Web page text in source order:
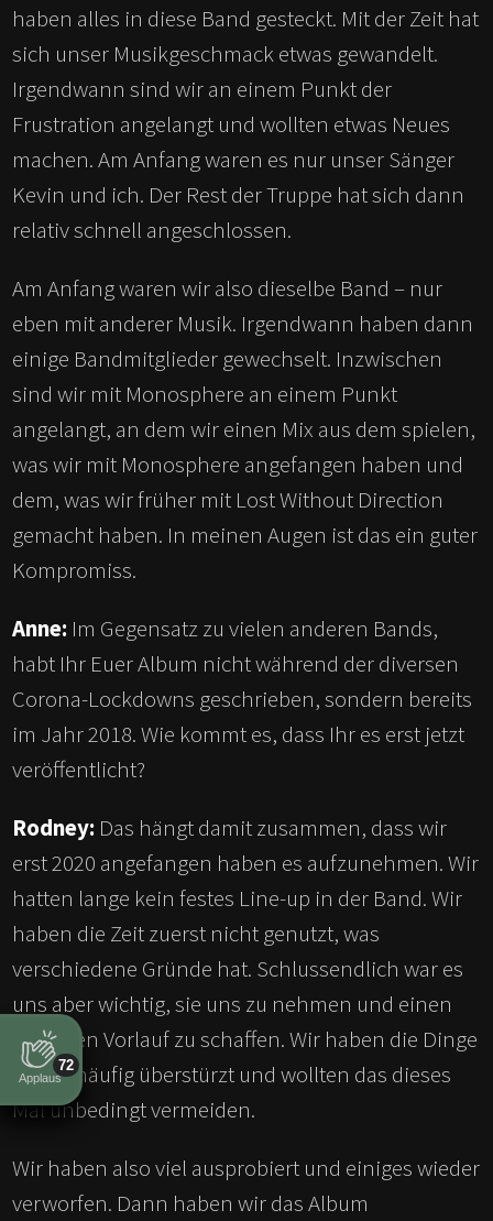
Applaus
72
haben alles in diese Band gesteckt. Mit der Zeit hat
sich unser Musikgeschmack etwas gewandelt.
Irgendwann sind wir an einem Punkt der
Frustration angelangt und wollten etwas Neues
machen. Am Anfang waren es nur unser Sänger
Kevin und ich. Der Rest der Truppe hat sich dann
relativ schnell angeschlossen.
Am Anfang waren wir also dieselbe Band – nur
eben mit anderer Musik. Irgendwann haben dann
einige Bandmitglieder gewechselt. Inzwischen
sind wir mit Monosphere an einem Punkt
angelangt, an dem wir einen Mix aus dem spielen,
was wir mit Monosphere angefangen haben und
dem, was wir früher mit Lost Without Direction
gemacht haben. In meinen Augen ist das ein guter
Kompromiss.
Anne: Im Gegensatz zu vielen anderen Bands,
habt Ihr Euer Album nicht während der diversen
Corona-Lockdowns geschrieben, sondern bereits
im Jahr 2018. Wie kommt es, dass Ihr es erst jetzt
veröffentlicht?
Rodney: Das hängt damit zusammen, dass wir
erst 2020 angefangen haben es aufzunehmen. Wir
hatten lange kein festes Line-up in der Band. Wir
haben die Zeit zuerst nicht genutzt, was
verschiedene Gründe hat. Schlussendlich war es
uns aber wichtig, sie uns zu nehmen und einen
gewissen Vorlauf zu schaffen. Wir haben die Dinge
früher häufig überstürzt und wollten das dieses
Mal unbedingt vermeiden.
Wir haben also viel ausprobiert und einiges wieder
verworfen. Dann haben wir das Album